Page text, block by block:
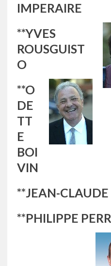
IMPERAIRE
**YVES
ROUSGUIST
O
**O
DE
TT
E
BOI
VIN
**JEAN-
**PHILIPPE